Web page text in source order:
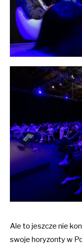
Ale to jeszcze nie
swoje horyzonty w